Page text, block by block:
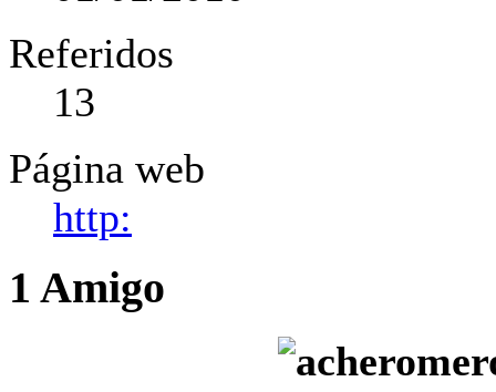
Referidos
13
Página web
http:
1 Amigo